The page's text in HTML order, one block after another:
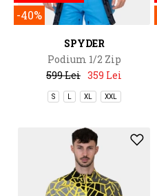
-40%
SPYDER
Podium 1/2 Zip
599 Lei 359 Lei
S XL XXL